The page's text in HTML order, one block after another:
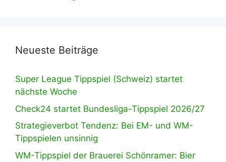
Neueste Beiträge
Super League Tippspiel (Schweiz) startet
nächste Woche
Check24 startet Bundesliga-Tippspiel 2026/27
Strategieverbot Tendenz: Bei EM- und WM-
Tippspielen unsinnig
WM-Tippspiel der Brauerei Schönramer: Bier